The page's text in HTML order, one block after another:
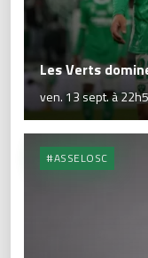
Les Verts
ven. 13 sept. à
#ASSELOSC